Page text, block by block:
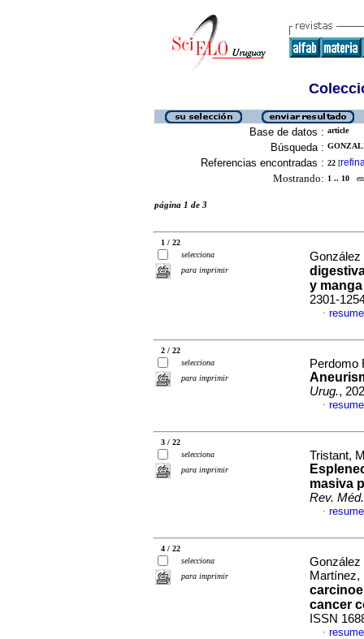
Base de datos : article
Búsqueda :
Referencias encontradas : 22 [
Mostrando: 1 .. 10 en
página 1 de 3
1 / 22
selecciona
para imprimir
González
y
2301-
·
2 / 22
selecciona
para imprimir
Perdomo
Urug.,
·
3 / 22
selecciona
para imprimir
Tristant,
masiva
Rev.
·
4 / 22
selecciona
para imprimir
González
cancer
ISSN
·